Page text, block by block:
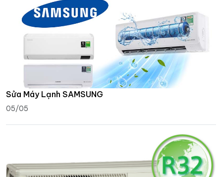
Sửa Máy Lạnh SAMSUNG
05/05